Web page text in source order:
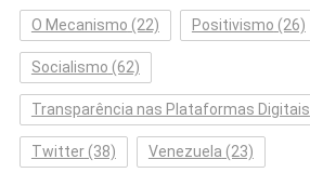
O Mecanismo (22) Positivismo (26)
Socialismo (62)
Transparência nas Plataformas Digitais
Twitter(38) Venezuela (23)